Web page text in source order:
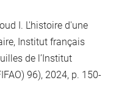
I. L'histoire d'une
Institut français
de l’Institut
96), 2024, p. 150-